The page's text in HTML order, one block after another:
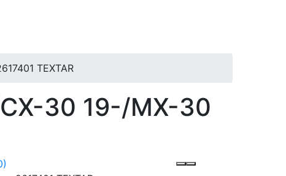
TEXTAR
CX-30 19-/MX-30